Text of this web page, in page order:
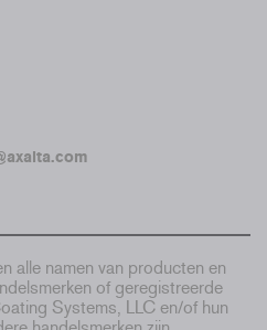
alle namen van producten en
of geregistreerde
Systems, LLC en/of hun